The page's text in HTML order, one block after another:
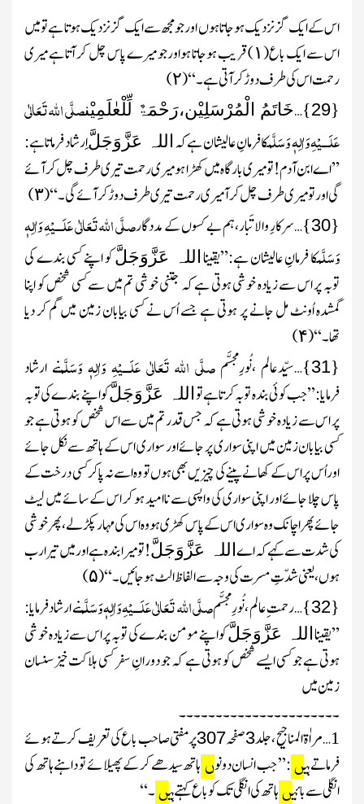
اس کے ایک گز نزدیک ہوجاتا ہوں اورجو مجھ سے ایک گز نزدیک ہو تا ہے تو میں
اس سے ایک باع(۱)قریب ہوجاتا ہواورجو میرے پاس چل کر آتا ہے میری
رحمت اس کی طرف دوڑ کر آتی ہے۔‘‘(۲)
{
29
}
…خَاتَمُ الْمُرْسَلِیْن،رَحْمَۃٌ لِّلْعٰلَمِیْنصلَّی اللہ تَعَالٰی
عَلَـــیْہِ وَاٰلِہٖ وَسَلَّمکا فرمانِ عالیشان ہے کہاللہ عَزَّوَجَلَّاِرشاد فرماتا ہے:
’’اے ابن آدم! تو میری بارگاہ میں کھڑا ہو میری رحمت تیری طرف چل کر آئے
گی اور تو میری طرف چل کر آ میری رحمت تیری طرف دوڑ کر آئے گی۔‘‘(۳)
{
30
}…سرکارِ والا تَبار، ہم بے کسوں کے مددگارصلَّی اللہ تَعَالٰی عَلَـــیْہِ وَاٰلِہٖ
وَسَلَّمکا فرمانِ عالیشان ہے:’’یقینااللہ عَزَّوَجَلَّکو اپنے کسی بندے کی
توبہ پر اس سے زیادہ خوشی ہوتی ہے کہ جتنی خوشی تم میں سے کسی شخص کو اپنا
گمشدہ اُونٹ مل جانے پر ہوتی ہے جسے اُس نے کسی بیابان زمین میں گم کر دیا
تھا۔‘‘(۴)
{
31
}…سیِّدعالم ،نُورِمجسَّم صلَّی اللہ تَعَالٰی عَلَـــیْہِ وَاٰلِہٖ وَسَلَّمنے ارشاد
فرمایا:’’جب کوئی بندہ توبہ کرتا ہے تواللہ عَزَّوَجَلَّکو اپنے بندے کی توبہ
پر اس سے زیادہ خوشی ہوتی ہے کہ جس قدر تم میں سے اس شخص کو ہوتی ہے جو
کسی بیابان زمین میں اپنی سواری پر جائے اور سواری اس کے ہاتھ سے نکل جائے
اور اُس پر اس کے کھانے پینے کی چیزیں بھی ہوں تو وہ اسے نہ پا کر کسی درخت کے
پاس چلا جائے اور اپنی سواری کی واپسی سے ناامید ہو کر اس کے سائے میں لیٹ
جائے پھر اچانک وہ سواری اس کے پاس کھڑی ہو وہ اس کی مہار پکڑ لے، پھر خوشی
کی شدت سے کہے کہ اےاللہ عَزَّوَجَلَّ! تو میرا بندہ ہے اور میں تیرا رب
ہوں ، یعنی شدّتِ مسرت کی وجہ سے الفاظ الٹ ہو جائیں۔‘‘(۵)
{
32
}…رحمت ِ عالم ،نُورِ مجسَّمصلَّی اللہ تَعَالٰی عَلَـــیْہِ وَاٰلِہٖ وَسَلَّمنے ارشاد فرمایا:
’’یقینااللہ عَزَّوَجَلَّکو اپنے مومن بندے کی توبہ پر اس سے زیادہ خوشی
ہوتی ہے جو کسی ایسے شخص کو ہوتی ہے کہ جو دورانِ سفر کسی ہلاکت خیز سنسان
زمین میں
۔۔۔۔۔۔۔۔۔۔۔۔۔۔۔۔۔۔۔۔۔۔
1
…مراٰۃ المناجیح ،جلد3صفحہ307پرمفتی صاحب باع کی تعریف کرتے ہوئے
فرماتے ہیں:’’ جب انسان دونوں ہاتھ سیدھے کر کے پھیلائے تو داہنے ہاتھ کی
انگلی سے بائیںہاتھ کی انگلی تک کو باع کہتے ہیں۔‘‘